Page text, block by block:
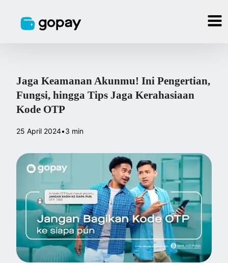
Jaga Keamanan Akunmu! Ini Pengertian,
Fungsi, hingga Tips Jaga Kerahasiaan
Kode OTP
25 April 2024•3 min